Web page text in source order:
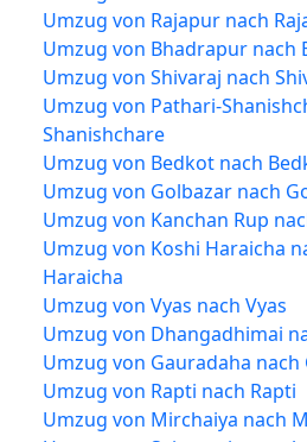
Umzug von Rajapur nach
Umzug von Bhadrapur nach
Umzug von Shivaraj nach
Umzug von Pathari-
Shanishchare
Umzug von Bedkot nach
Umzug von Golbazar nach
Umzug von Kanchan Rup
Umzug von Koshi Haraicha
Haraicha
Umzug von Vyas nach Vyas
Umzug von Dhangadhimai
Umzug von Gauradaha nach
Umzug von Rapti nach Rapti
Umzug von Mirchaiya nach